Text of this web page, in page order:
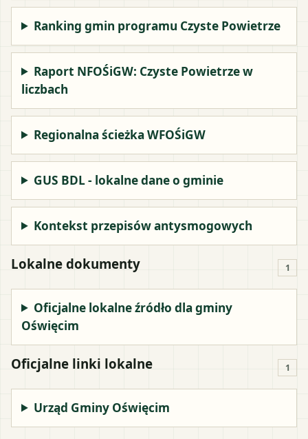
Ranking gmin programu Czyste Powietrze
Raport NFOŚiGW: Czyste Powietrze w
liczbach
Regionalna ścieżka WFOŚiGW
GUS BDL - lokalne dane o gminie
Kontekst przepisów antysmogowych
Lokalne dokumenty 1
Oficjalne lokalne źródło dla gminy
Oświęcim
Oficjalne linki lokalne 1
Urząd Gminy Oświęcim